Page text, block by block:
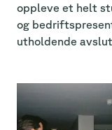
oppleve et helt
og
utholdende